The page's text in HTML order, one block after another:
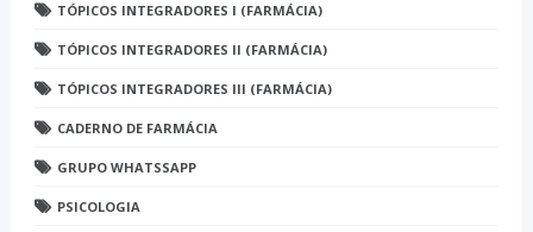
TÓPICOS INTEGRADORES I (FARMÁCIA)
TÓPICOS INTEGRADORES II (FARMÁCIA)
TÓPICOS INTEGRADORES III (FARMÁCIA)
CADERNO DE FARMÁCIA
GRUPO WHATSSAPP
PSICOLOGIA